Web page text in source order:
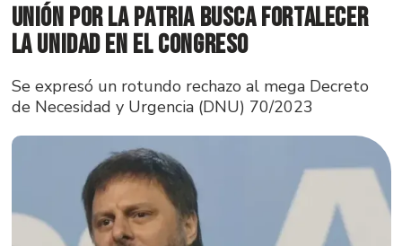
Unión por la Patria busca fortalecer
la unidad en el Congreso
Se expresó un rotundo rechazo al mega Decreto
de Necesidad y Urgencia (DNU) 70/2023